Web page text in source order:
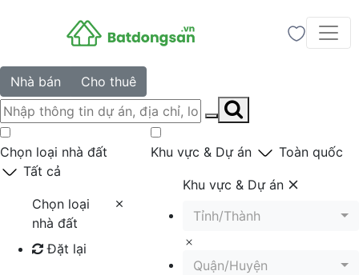
Nhà bán Cho thuê
Chọn loại nhà đất
Tất cả
Chọn loại
nhà đất
Đặt lại
Khu vực & Dự án Toàn quốc
Khu vực & Dự án
Tỉnh/Thành
Quận/Huyện